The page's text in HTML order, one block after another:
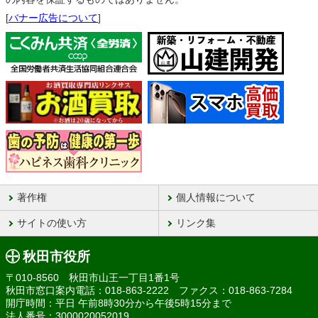
[バナー広告について]
著作権 個人情報について
サイトの使い方 リンク集
秋田市役所
〒010-8560 秋田市山王一丁目1番1号
秋田市窓口案内電話：018-863-2222 ファクス：018-863-7284
開庁時間：平日 午前8時30分から午後5時15分まで